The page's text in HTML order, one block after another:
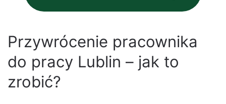
Przywrócenie pracownika
do pracy Lublin – jak to
zrobić?